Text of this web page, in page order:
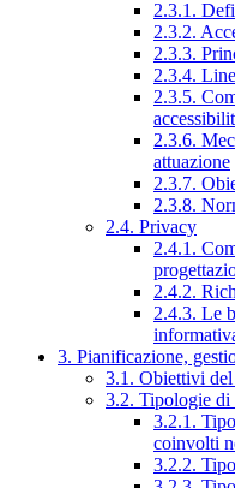
2.3.1.
2.3.2.
2.3.3.
2.3.4.
2.3.5.
2.3.6.
attuazione
2.3.7.
2.3.8.
2.4. Privacy
2.4.1.
2.4.2.
2.4.3. Le
3. Pianificazione,
3.1. Obiettivi
3.2. Tipologie di
3.2.1.
coinvolti
3.2.2.